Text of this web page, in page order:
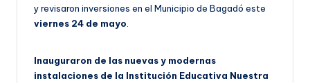
y revisaron inversiones en el Municipio de Bagadó este
viernes 24 de mayo
Inauguraron de las nuevas y modernas
instalaciones de la Institución Educativa Nuestra